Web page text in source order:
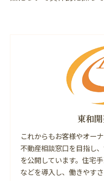
東和
これからもお客様やオー
不動産相談窓口を目指し
を公開しています。住宅
などを導入し、働きやす